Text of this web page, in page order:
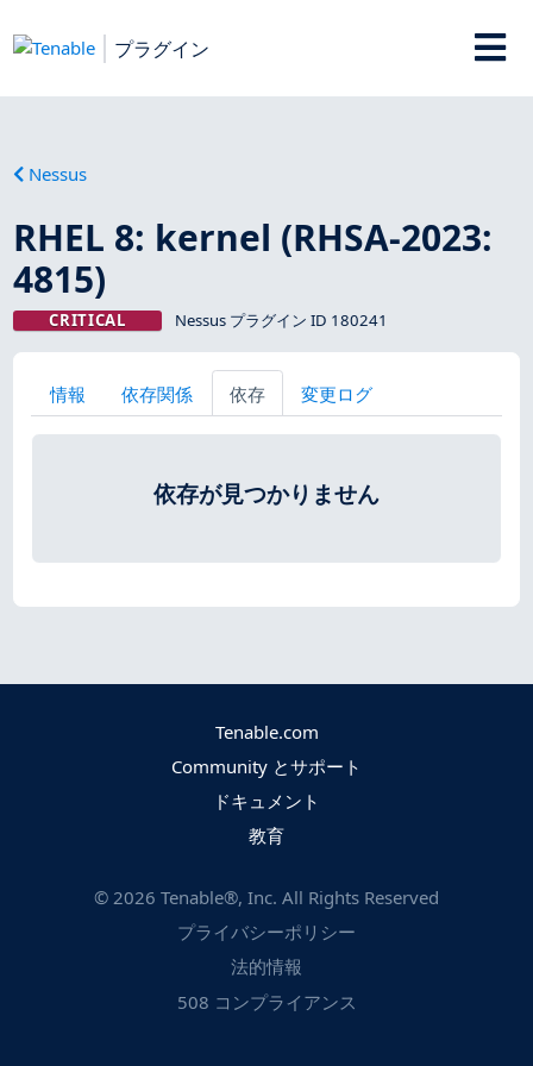
プラグイン
Nessus
RHEL 8: kernel (RHSA-2023:
4815)
CRITICAL Nessus プラグイン ID 180241
情報 依存関係 依存 変更ログ
依存が見つかりません
Tenable.com
Community とサポート
ドキュメント
教育
© 2026 Tenable®, Inc. All Rights Reserved
プライバシーポリシー
法的情報
508 コンプライアンス